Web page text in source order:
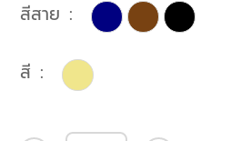
สี
สีสาย